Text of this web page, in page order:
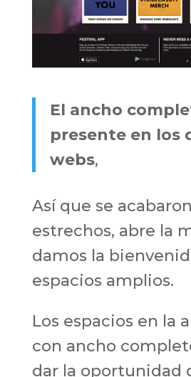
El ancho
presente en los
webs,
Así que se
estrechos, abre la
damos la
espacios amplios.
Los espacios en la
con ancho
dar la oportunidad